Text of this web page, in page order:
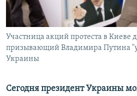
Все сайты РСЕ/РС
Участница акций протеста в Киеве
призывающий Владимира Путина
Украины
Сегодня президент Украины